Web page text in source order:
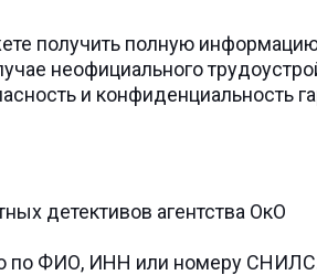
получить полную
неофициального
и конфиденциальность
детективов агентства ОкО
по ФИО, ИНН или номеру